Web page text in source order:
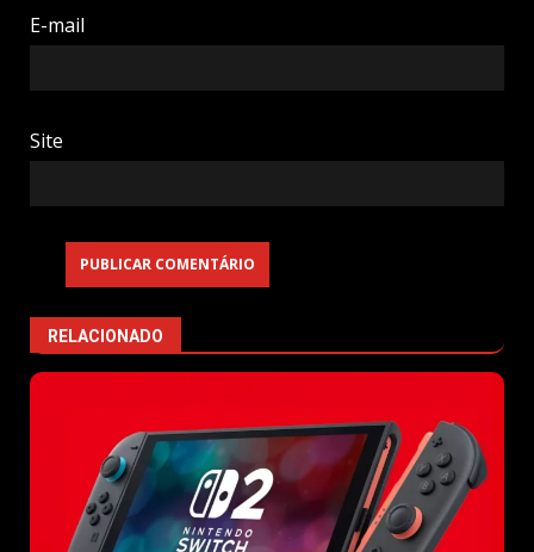
E-mail
Site
RELACIONADO